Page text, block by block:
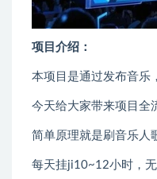
项目介绍：
本项目是通过发布音乐
今天给大家带来项目全
简单原理就是刷音乐人
每天挂ji10~12小时，